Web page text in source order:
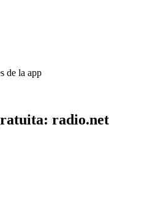
de la app
radio.net